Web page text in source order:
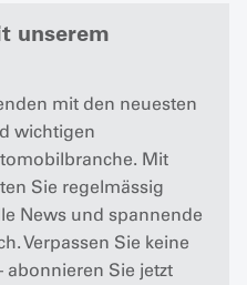
unserem
mit den neuesten
wichtigen
Mit
Sie regelmässig
News und spannende
Verpassen Sie keine
abonnieren Sie jetzt